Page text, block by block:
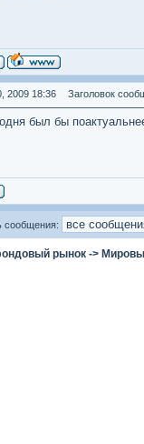
2009 18:36 Заголовок
был бы
сообщения:
рынок ->